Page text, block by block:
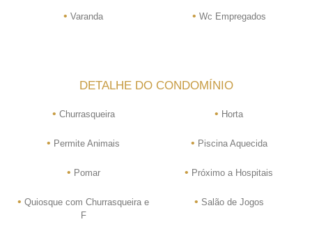
• Varanda • Wc Empregados
DETALHE DO CONDOMÍNIO
• Churrasqueira • Horta
• Permite Animais • Piscina Aquecida
• Pomar • Próximo a Hospitais
• Quiosque com Churrasqueira e
F
• Salão de Jogos